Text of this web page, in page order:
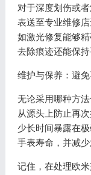
对于深度划伤或
表送至专业维修
如激光修复能够
去除痕迹还能保持
维护与保养：避
无论采用哪种方
从源头上防止再
少长时间暴露在
手表寿命，并减少
记住，在处理欧